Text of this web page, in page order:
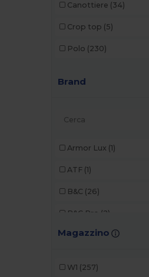
Canottiere (34)
Crop top (5)
Polo (230)
Brand
Armor Lux (1)
ATF (1)
B&C (26)
B&C Pro (2)
Bella+Canvas (14)
Magazzino
W1 (257)